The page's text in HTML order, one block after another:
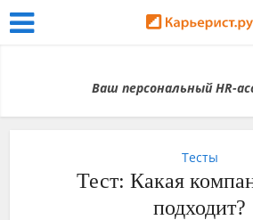
Ваш персональный HR-
Тесты
Тест: Какая
подходит?